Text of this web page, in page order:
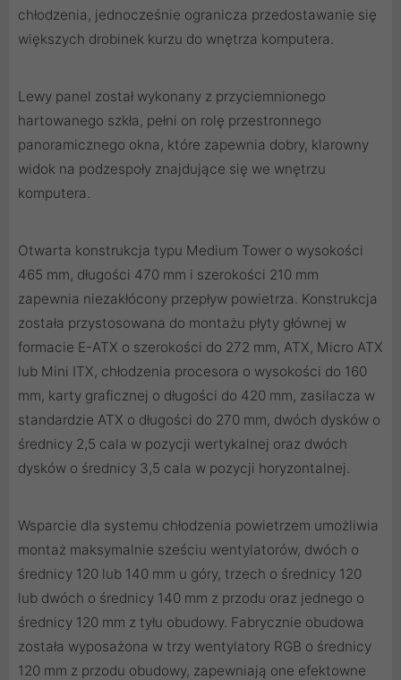
chłodzenia, jednocześnie ogranicza przedostawanie się
większych drobinek kurzu do wnętrza komputera.
Lewy panel został wykonany z przyciemnionego
hartowanego szkła, pełni on rolę przestronnego
panoramicznego okna, które zapewnia dobry, klarowny
widok na podzespoły znajdujące się we wnętrzu
komputera.
Otwarta konstrukcja typu Medium Tower o wysokości
465 mm, długości 470 mm i szerokości 210 mm
zapewnia niezakłócony przepływ powietrza. Konstrukcja
została przystosowana do montażu płyty głównej w
formacie E-ATX o szerokości do 272 mm, ATX, Micro ATX
lub Mini ITX, chłodzenia procesora o wysokości do 160
mm, karty graficznej o długości do 420 mm, zasilacza w
standardzie ATX o długości do 270 mm, dwóch dysków o
średnicy 2,5 cala w pozycji wertykalnej oraz dwóch
dysków o średnicy 3,5 cala w pozycji horyzontalnej.
Wsparcie dla systemu chłodzenia powietrzem umożliwia
montaż maksymalnie sześciu wentylatorów, dwóch o
średnicy 120 lub 140 mm u góry, trzech o średnicy 120
lub dwóch o średnicy 140 mm z przodu oraz jednego o
średnicy 120 mm z tyłu obudowy. Fabrycznie obudowa
została wyposażona w trzy wentylatory RGB o średnicy
120 mm z przodu obudowy, zapewniają one efektowne